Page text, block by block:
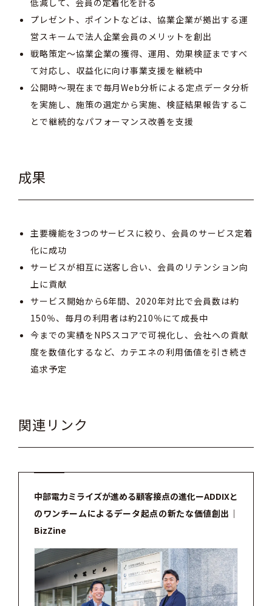
プレゼント、ポイントなどは、協業企業が拠出する運
営スキームで法人企業会員のメリットを創出
戦略策定～協業企業の獲得、運用、効果検証まですべ
て対応し、収益化に向け事業支援を継続中
公開時〜現在まで毎月Web分析による定点データ分析
を実施し、施策の選定から実施、検証結果報告するこ
とで継続的なパフォーマンス改善を支援
成果
主要機能を3つのサービスに絞り、会員のサービス定着
化に成功
サービスが相互に送客し合い、会員のリテンション向
上に貢献
サービス開始から6年間、2020年対比で会員数は約
150％、毎月の利用者は約210％にて成長中
今までの実績をNPSスコアで可視化し、会社への貢献
度を数値化するなど、カテエネの利用価値を引き続き
追求予定
関連リンク
中部電力ミライズが進める顧客接点の進化ーADDIXと
のワンチームによるデータ起点の新たな価値創出｜
BizZine